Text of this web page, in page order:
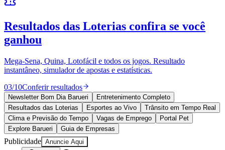
Anuncie no Portal
Cadastrar Empresa
Divulgar Vagas
Política
Esportes
Saúde
Segurança
Cultura
Meio Ambiente
Obras
Educação
Resultados das Loterias confira se você
ganhou
Mega-Sena, Quina, Lotofácil e todos os jogos. Resultado
instantâneo, simulador de apostas e estatísticas.
03/10Conferir resultados
Newsletter Bom Dia Barueri
Entretenimento Completo
Resultados das Loterias
Esportes ao Vivo
Trânsito em Tempo Real
Clima e Previsão do Tempo
Vagas de Emprego
Portal Pet
Explore Barueri
Guia de Empresas
Publicidade Anuncie Aqui